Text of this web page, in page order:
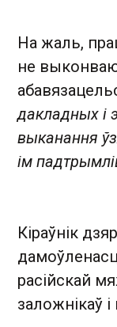
На жаль,
не
дакладных і
выканання
ім
Кіраўнік
расійскай
заложнікаў